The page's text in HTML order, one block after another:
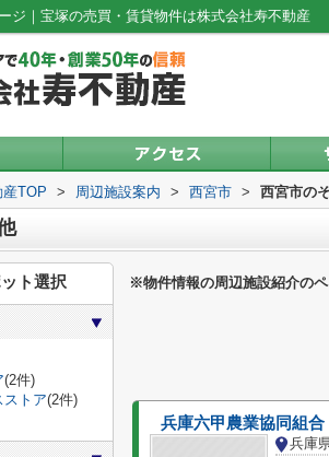
ジ｜宝塚の売買・賃貸物件は株式会社寿不動産
TOP > 周辺施設案内 > 西宮市 > 西宮市の
※物件情報の周辺施設紹介の
兵庫
ト選択
(2件)
ストア(2件)